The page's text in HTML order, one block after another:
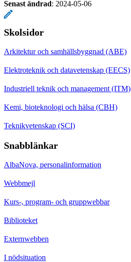
Senast ändrad: 2024-05-06
Skolsidor
Arkitektur och samhällsbyggnad (ABE)
Elektroteknik och datavetenskap (EECS)
Industriell teknik och management (ITM)
Kemi, bioteknologi och hälsa (CBH)
Teknikvetenskap (SCI)
Snabblänkar
AlbaNova, personalinformation
Webbmejl
Kurs-, program- och gruppwebbar
Biblioteket
Externwebben
I nödsituation